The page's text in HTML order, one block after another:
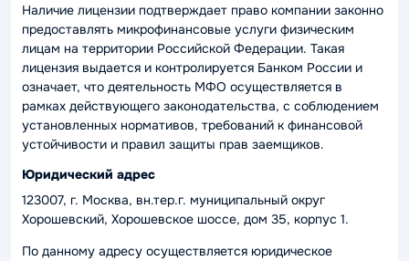
Наличие лицензии подтверждает право компании законно
предоставлять микрофинансовые услуги физическим
лицам на территории Российской Федерации. Такая
лицензия выдается и контролируется Банком России и
означает, что деятельность МФО осуществляется в
рамках действующего законодательства, с соблюдением
установленных нормативов, требований к финансовой
устойчивости и правил защиты прав заемщиков.
Юридический адрес
123007, г. Москва, вн.тер.г. муниципальный округ
Хорошевский, Хорошевское шоссе, дом 35, корпус 1.
По данному адресу осуществляется юридическое